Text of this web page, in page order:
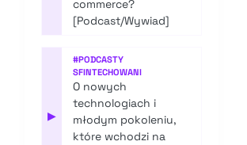
commerce?
[Podcast/Wywiad]
▶
#PODCASTY
SFINTECHOWANI
O nowych
technologiach i
młodym pokoleniu,
które wchodzi na